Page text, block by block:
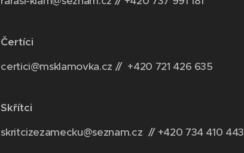
Čertíci
certici@msklamovka.cz // +420 721 426 635
Skřítci
skritcizezamecku@seznam.cz // +420 734 410 443